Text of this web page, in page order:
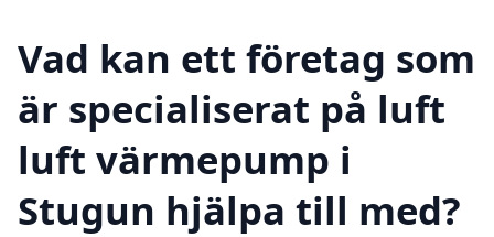
Vad kan ett företag som
är specialiserat på luft
luft värmepump i
Stugun hjälpa till med?